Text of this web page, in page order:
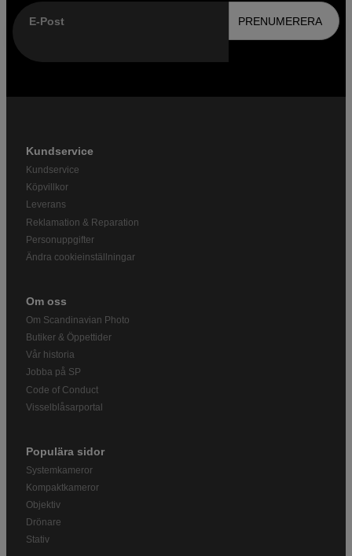
E-Post PRENUMERERA
Kundservice
Kundservice
Köpvillkor
Leverans
Reklamation & Reparation
Personuppgifter
Ändra cookieinställningar
Om oss
Om Scandinavian Photo
Butiker & Öppettider
Vår historia
Jobba på SP
Code of Conduct
Visselblåsarportal
Populära sidor
Systemkameror
Kompaktkameror
Objektiv
Drönare
Stativ